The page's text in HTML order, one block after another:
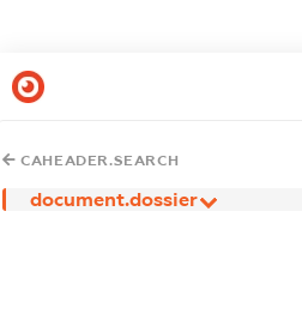
CAHEADER.SEARCH
document.dossier